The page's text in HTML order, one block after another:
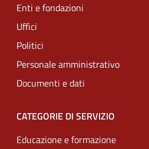
Enti e fondazioni
Uffici
Politici
Personale amministrativo
Documenti e dati
CATEGORIE DI SERVIZIO
Educazione e formazione